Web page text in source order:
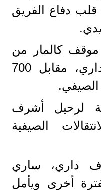
دفاع الفريق
موقف كالمار من
تفعيل شراء أشرف داري، مقابل 700
الصيفي.
لرحيل أشرف
الصيفية
داري، ساري
أخرى ويأمل